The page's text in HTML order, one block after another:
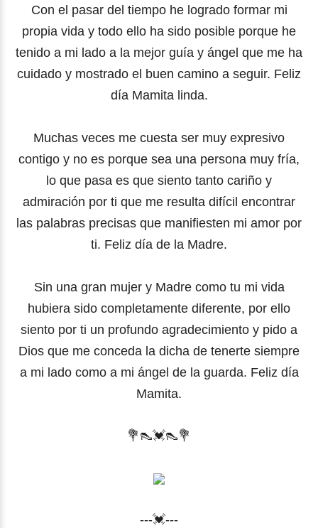
Con el pasar del tiempo he logrado formar mi
propia vida y todo ello ha sido posible porque he
tenido a mi lado a la mejor guía y ángel que me ha
cuidado y mostrado el buen camino a seguir. Feliz
día Mamita linda.
Muchas veces me cuesta ser muy expresivo
contigo y no es porque sea una persona muy fría,
lo que pasa es que siento tanto cariño y
admiración por ti que me resulta difícil encontrar
las palabras precisas que manifiesten mi amor por
ti. Feliz día de la Madre.
Sin una gran mujer y Madre como tu mi vida
hubiera sido completamente diferente, por ello
siento por ti un profundo agradecimiento y pido a
Dios que me conceda la dicha de tenerte siempre
a mi lado como a mi ángel de la guarda. Feliz día
Mamita.
💐 👠💓👠💐
---💓---